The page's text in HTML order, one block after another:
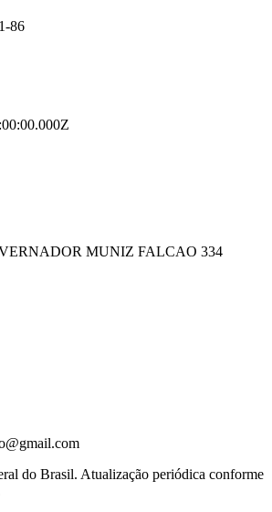
86
MUNIZ FALCAO 334
do Brasil. Atualização periódica conforme